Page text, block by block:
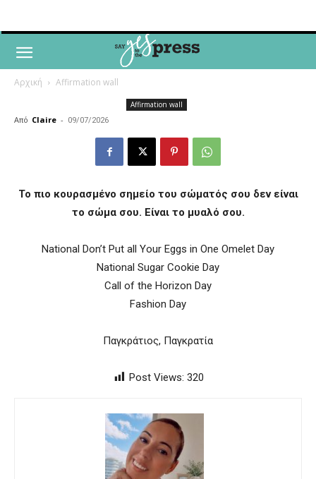
Αρχική Affirmation wall
Affirmation wall
Από Claire - 09/07/2026
Το πιο κουρασμένο σημείο του σώματός σου δεν είναι
το σώμα σου. Είναι το μυαλό σου.
National Don’t Put all Your Eggs in One Omelet Day
National Sugar Cookie Day
Call of the Horizon Day
Fashion Day
Παγκράτιος, Παγκρατία
Post Views: 320